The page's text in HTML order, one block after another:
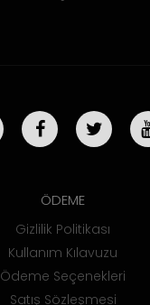
ÖDEME
Gizlilik Politikası
Kullanım Kılavuzu
Ödeme Seçenekleri
Satış Sözleşmesi